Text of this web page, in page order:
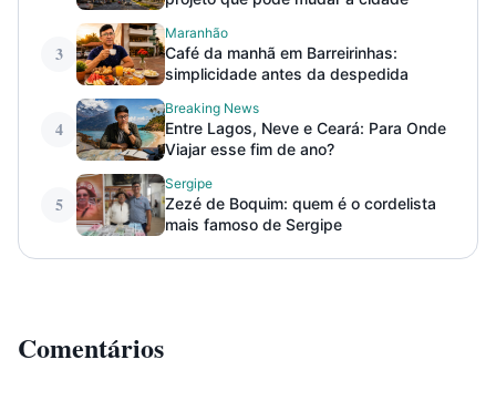
3
Maranhão
Café da manhã em Barreirinhas:
simplicidade antes da despedida
4
Breaking News
Entre Lagos, Neve e Ceará: Para Onde
Viajar esse fim de ano?
5
Sergipe
Zezé de Boquim: quem é o cordelista
mais famoso de Sergipe
Comentários